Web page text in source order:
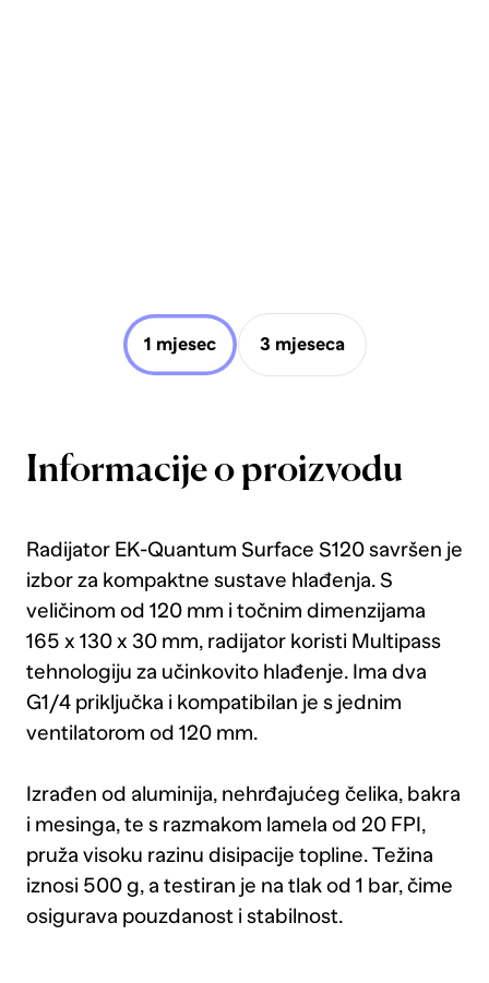
1 mjesec 3 mjeseca
Informacije o proizvodu
Radijator EK-Quantum Surface S120 savršen je
izbor za kompaktne sustave hlađenja. S
veličinom od 120 mm i točnim dimenzijama
165 x 130 x 30 mm, radijator koristi Multipass
tehnologiju za učinkovito hlađenje. Ima dva
G1/4 priključka i kompatibilan je s jednim
ventilatorom od 120 mm.
Izrađen od aluminija, nehrđajućeg čelika, bakra
i mesinga, te s razmakom lamela od 20 FPI,
pruža visoku razinu disipacije topline. Težina
iznosi 500 g, a testiran je na tlak od 1 bar, čime
osigurava pouzdanost i stabilnost.